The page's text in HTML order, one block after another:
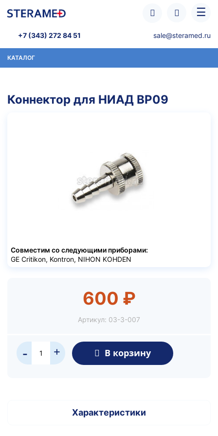
☰
+7 (343) 272 84 51 sale@steramed.ru
КАТАЛОГ
Коннектор для НИАД BP09
Совместим со следующими приборами:
GE Critikon, Kontron, NIHON KOHDEN
600 ₽
Артикул: 03-3-007
- + В корзину
Характеристики